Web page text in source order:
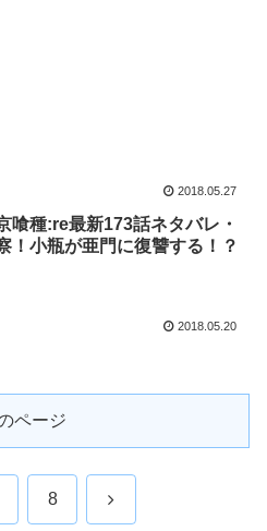
2018.05.27
喰種:re最新173話ネタバレ・
！小瓶が亜門に復讐する！？
2018.05.20
ページ
8 次